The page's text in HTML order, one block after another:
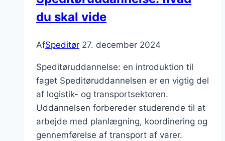
du skal vide
AfSpeditør 27. december 2024
Speditøruddannelse: en introduktion til
faget Speditøruddannelsen er en vigtig del
af logistik- og transportsektoren.
Uddannelsen forbereder studerende til at
arbejde med planlægning, koordinering og
gennemførelse af transport af varer.